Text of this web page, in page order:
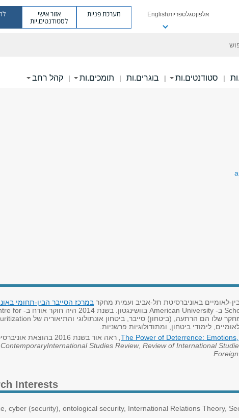
אלפוןסגלספריותEnglish מערכת פניות אזור אישי
לסטודנטים.יות
| סטודנטים.ות | בוגרים.ות | תומכים.ות | קהל רחב
לאומיים באוניברסיטת תל-אביב ועמית מחקר במרכז הסייבר הבין-תחומי
ב- American University בוושינגטון. בשנת 2014 היה חוקר אורח ב-
for
שלו הם הרתעה, (ביטחון) סייבר, ביטחון אונתולוגי והתיאוריה של
לימודי ביטחון, ומתודולוגיות פרשניות.
The Power of Deterrence:
ראה אור בשנת 2016 בהוצאת
Review of International
,
International Studies Review
Contemporary
Interests
cyber (security), ontological security, International Relations Theory,